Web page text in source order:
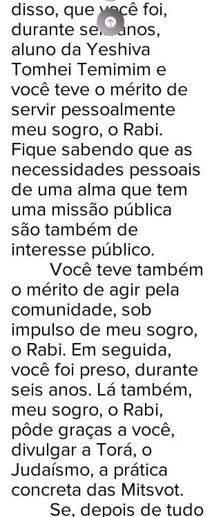
disso, que você foi,
durante seis anos,
aluno da Yeshiva
Tomhei Temimim e
você teve o mérito de
servir pessoalmente
meu sogro, o Rabi.
Fique sabendo que as
necessidades pessoais
de uma alma que tem
uma missão pública
são também de
interesse público.
Você teve também
o mérito de agir pela
comunidade, sob
impulso de meu sogro,
o Rabi. Em seguida,
você foi preso, durante
seis anos. Lá também,
meu sogro, o Rabi,
pôde graças a você,
divulgar a Torá, o
Judaísmo, a prática
concreta das Mitsvot.
Se, depois de tudo